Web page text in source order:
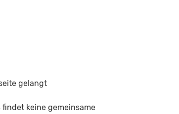
gelangt
findet keine gemeinsame